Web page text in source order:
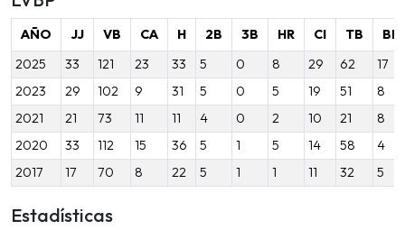
AÑO JJ VB CA H 2B 3B HR CI TB
BB
2025
33 121 23 33 5 0 8 29 62
17
2023
29 102 9 31 5 0 5 19 51
8
2021
21 73 11 11 4 0 2 10 21
8
2020
33 112 15 36 5 1 5 14 58
4
2017
17 70 8 22 5 1 1 11 32 5
Estadísticas